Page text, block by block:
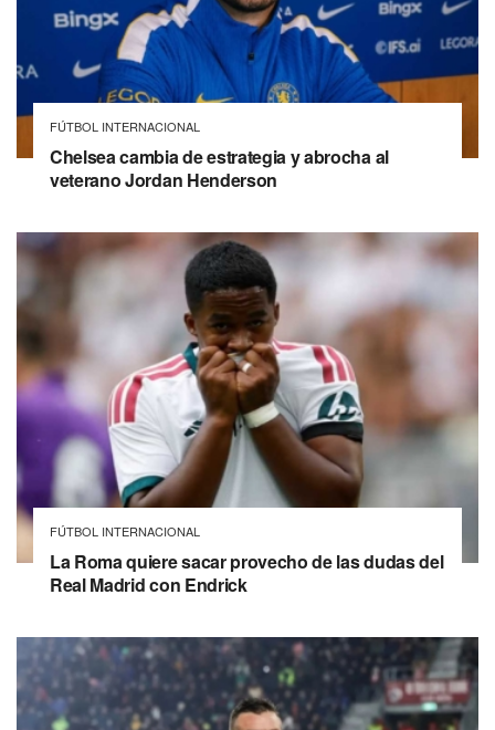
FÚTBOL INTERNACIONAL
Chelsea cambia de estrategia y abrocha al
veterano Jordan Henderson
FÚTBOL INTERNACIONAL
La Roma quiere sacar provecho de las dudas del
Real Madrid con Endrick